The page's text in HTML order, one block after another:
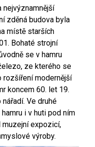
nejvýznamnější
zděná budova byla
místě starších
Bohaté strojní
se v hamru
ze kterého se
rozšíření modernější
koncem 60. let 19.
Ve druhé
i v huti pod ním
muzejní expozicí,
výroby.